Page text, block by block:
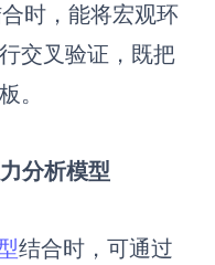
时，能将宏观环
交叉验证，既把
。
分析模型
结合时，可通过